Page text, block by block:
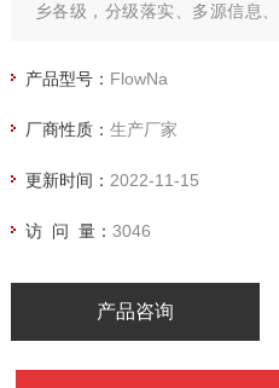
乡各级，分级落实、多源信息
产品型号： FlowNa
厂商性质： 生产厂家
更新时间： 2022-11-15
访 问 量： 3046
产品咨询